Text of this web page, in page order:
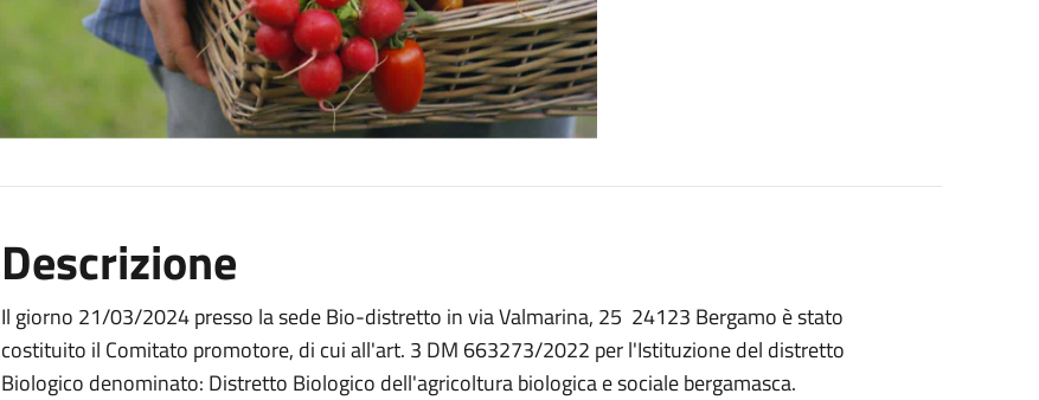
Descrizione
Il giorno 21/03/2024 presso la sede Bio-distretto in via Valmarina, 25 24123 Bergamo è stato
costituito il Comitato promotore, di cui all'art. 3 DM 663273/2022 per l'Istituzione del distretto
Biologico denominato: Distretto Biologico dell'agricoltura biologica e sociale bergamasca.